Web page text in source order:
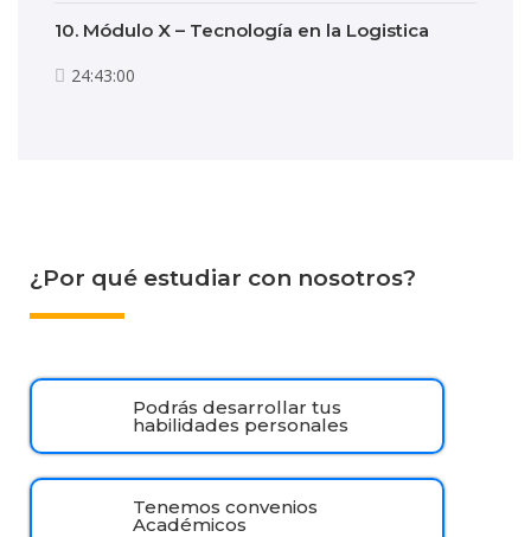
10. Módulo X – Tecnología en la Logistica
24:43:00
¿Por qué estudiar con nosotros?
Podrás desarrollar tus
habilidades personales
Tenemos convenios
Académicos